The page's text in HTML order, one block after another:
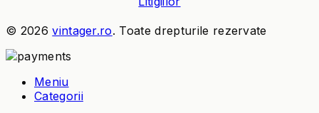
© 2026vintager.ro. Toate drepturile rezervate
Meniu
Categorii